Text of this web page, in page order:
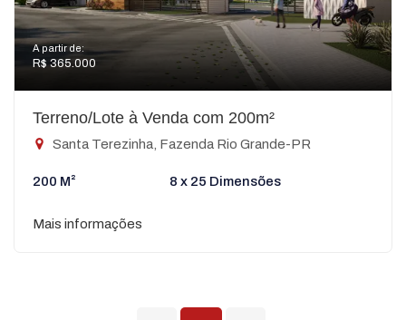
A partir de:
R$ 365.000
Terreno/Lote à Venda com 200m²
Santa Terezinha, Fazenda Rio Grande-PR
200 M² 8 x 25 Dimensões
Mais informações